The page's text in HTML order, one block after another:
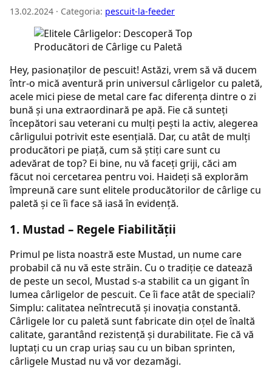
13.02.2024 · Categoria: pescuit-la-feeder
Hey, pasionaților de pescuit! Astăzi, vrem să vă ducem
într-o mică aventură prin universul cârligelor cu paletă,
acele mici piese de metal care fac diferența dintre o zi
bună și una extraordinară pe apă. Fie că sunteți
începători sau veterani cu mulți pești la activ, alegerea
cârligului potrivit este esențială. Dar, cu atât de mulți
producători pe piață, cum să știți care sunt cu
adevărat de top? Ei bine, nu vă faceți griji, căci am
făcut noi cercetarea pentru voi. Haideți să explorăm
împreună care sunt elitele producătorilor de cârlige cu
paletă și ce îi face să iasă în evidență.
1. Mustad – Regele Fiabilității
Primul pe lista noastră este Mustad, un nume care
probabil că nu vă este străin. Cu o tradiție ce datează
de peste un secol, Mustad s-a stabilit ca un gigant în
lumea cârligelor de pescuit. Ce îi face atât de speciali?
Simplu: calitatea neîntrecută și inovația constantă.
Cârligele lor cu paletă sunt fabricate din oțel de înaltă
calitate, garantând rezistență și durabilitate. Fie că vă
luptați cu un crap uriaș sau cu un biban sprinten,
cârligele Mustad nu vă vor dezamăgi.